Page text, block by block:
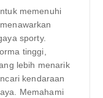
memenuhi
sporty.
tinggi,
lebih menarik
kendaraan
Memahami